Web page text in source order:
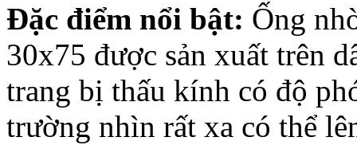
Đặc điểm nổi bật: Ống
30x75 được sản xuất trên
trang bị thấu kính có độ
trường nhìn rất xa có thể